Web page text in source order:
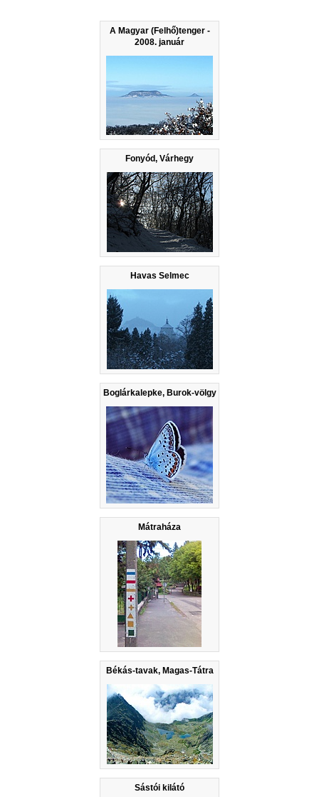
A Magyar (Felhő)tenger -
2008. január
Fonyód, Várhegy
Havas Selmec
Boglárkalepke, Burok-völgy
Mátraháza
Békás-tavak, Magas-Tátra
Sástói kilátó